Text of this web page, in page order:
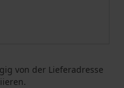
von der Lieferadresse